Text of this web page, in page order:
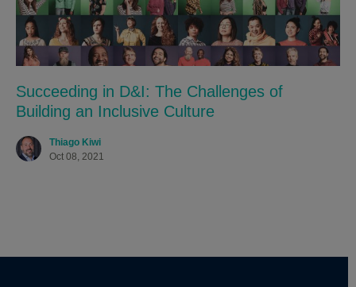
Succeeding in D&I: The Challenges of
Building an Inclusive Culture
Thiago Kiwi
Oct 08, 2021